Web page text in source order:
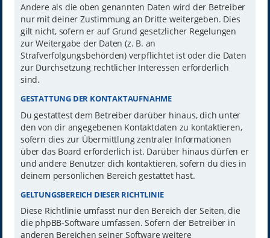
Andere als die oben genannten Daten wird der Betreiber
nur mit deiner Zustimmung an Dritte weitergeben. Dies
gilt nicht, sofern er auf Grund gesetzlicher Regelungen
zur Weitergabe der Daten (z. B. an
Strafverfolgungsbehörden) verpflichtet ist oder die Daten
zur Durchsetzung rechtlicher Interessen erforderlich
sind.
GESTATTUNG DER KONTAKTAUFNAHME
Du gestattest dem Betreiber darüber hinaus, dich unter
den von dir angegebenen Kontaktdaten zu kontaktieren,
sofern dies zur Übermittlung zentraler Informationen
über das Board erforderlich ist. Darüber hinaus dürfen er
und andere Benutzer dich kontaktieren, sofern du dies in
deinem persönlichen Bereich gestattet hast.
GELTUNGSBEREICH DIESER RICHTLINIE
Diese Richtlinie umfasst nur den Bereich der Seiten, die
die phpBB-Software umfassen. Sofern der Betreiber in
anderen Bereichen seiner Software weitere